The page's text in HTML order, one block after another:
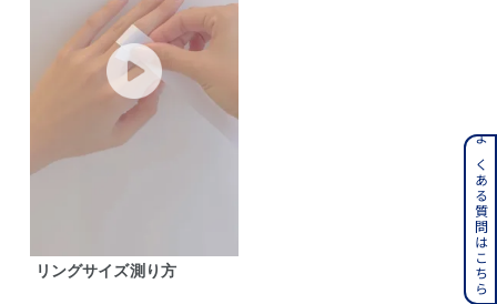
リングサイズ測り方 よくある質問はこちら